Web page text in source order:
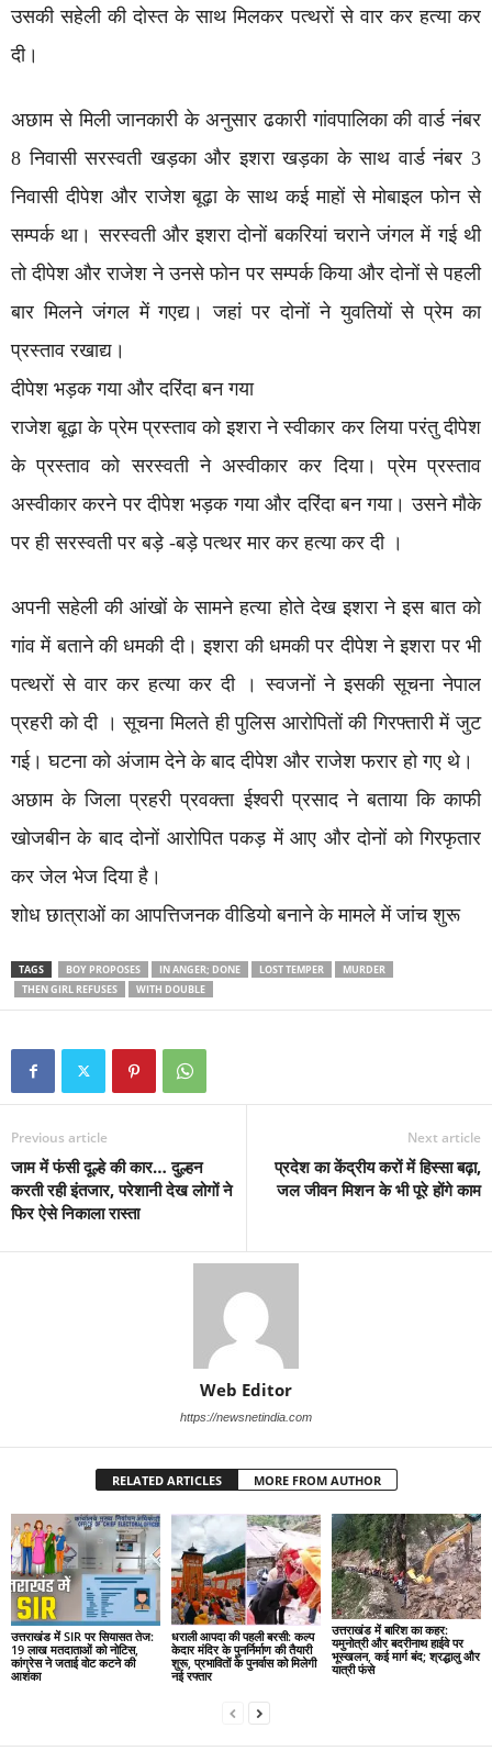
उसकी सहेली की दोस्त के साथ मिलकर पत्थरों से वार कर हत्या कर
दी।
अछाम से मिली जानकारी के अनुसार ढकारी गांवपालिका की वार्ड नंबर
8 निवासी सरस्वती खड़का और इशरा खड़का के साथ वार्ड नंबर 3
निवासी दीपेश और राजेश बूढ़ा के साथ कई माहों से मोबाइल फोन से
सम्पर्क था। सरस्वती और इशरा दोनों बकरियां चराने जंगल में गई थी
तो दीपेश और राजेश ने उनसे फोन पर सम्पर्क किया और दोनों से पहली
बार मिलने जंगल में गएद्य। जहां पर दोनों ने युवतियों से प्रेम का
प्रस्ताव रखाद्य।
दीपेश भड़क गया और दरिंदा बन गया
राजेश बूढ़ा के प्रेम प्रस्ताव को इशरा ने स्वीकार कर लिया परंतु दीपेश
के प्रस्ताव को सरस्वती ने अस्वीकार कर दिया। प्रेम प्रस्ताव
अस्वीकार करने पर दीपेश भड़क गया और दरिंदा बन गया। उसने मौके
पर ही सरस्वती पर बड़े -बड़े पत्थर मार कर हत्या कर दी ।
अपनी सहेली की आंखों के सामने हत्या होते देख इशरा ने इस बात को
गांव में बताने की धमकी दी। इशरा की धमकी पर दीपेश ने इशरा पर भी
पत्थरों से वार कर हत्या कर दी । स्वजनों ने इसकी सूचना नेपाल
प्रहरी को दी । सूचना मिलते ही पुलिस आरोपितों की गिरफ्तारी में जुट
गई। घटना को अंजाम देने के बाद दीपेश और राजेश फरार हो गए थे।
अछाम के जिला प्रहरी प्रवक्ता ईश्वरी प्रसाद ने बताया कि काफी
खोजबीन के बाद दोनों आरोपित पकड़ में आए और दोनों को गिरफृतार
कर जेल भेज दिया है।
शोध छात्राओं का आपत्तिजनक वीडियो बनाने के मामले में जांच शुरू
TAGS BOY PROPOSES IN ANGER; DONE LOST TEMPER
MURDER
THEN GIRL REFUSES
WITH DOUBLE
Previous article
जाम में फंसी दूल्हे की कार… दुल्हन
करती रही इंतजार, परेशानी देख लोगों ने
फिर ऐसे निकाला रास्ता
Next article
प्रदेश का केंद्रीय करों में हिस्सा बढ़ा,
जल जीवन मिशन के भी पूरे होंगे काम
Web Editor
https://newsnetindia.com
RELATED ARTICLES MORE FROM AUTHOR
उत्तराखंड में SIR पर सियासत तेज:
19 लाख मतदाताओं को नोटिस,
कांग्रेस ने जताई वोट कटने की
आशंका
धराली आपदा की पहली बरसी: कल्प
केदार मंदिर के पुनर्निर्माण की तैयारी
शुरू, प्रभावितों के पुनर्वास को मिलेगी
नई रफ्तार
उत्तराखंड में बारिश का कहर:
यमुनोत्री और बदरीनाथ हाईवे पर
भूस्खलन, कई मार्ग बंद; श्रद्धालु और
यात्री फंसे